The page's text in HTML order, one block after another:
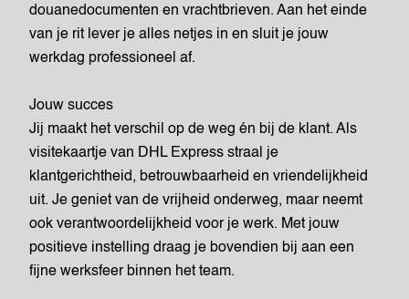
douanedocumenten en vrachtbrieven. Aan het einde
van je rit lever je alles netjes in en sluit je jouw
werkdag professioneel af.
Jouw succes
Jij maakt het verschil op de weg én bij de klant. Als
visitekaartje van DHL Express straal je
klantgerichtheid, betrouwbaarheid en vriendelijkheid
uit. Je geniet van de vrijheid onderweg, maar neemt
ook verantwoordelijkheid voor je werk. Met jouw
positieve instelling draag je bovendien bij aan een
fijne werksfeer binnen het team.